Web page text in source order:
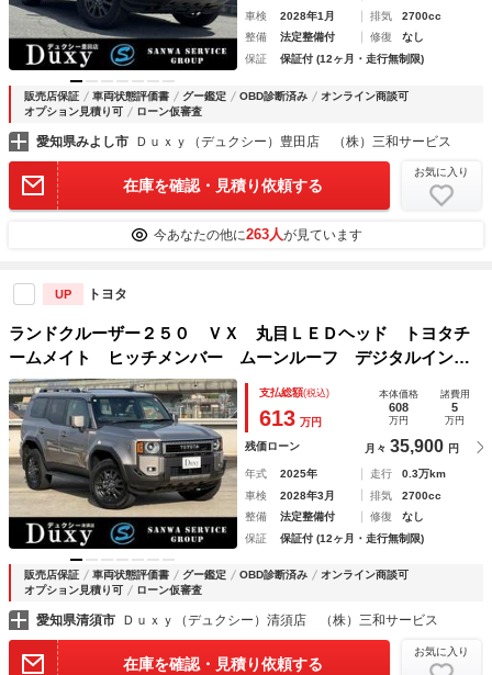
車検
2028年1月 排気
2700cc
整備
法定整備付 修復
なし
保証
保証付 (12ヶ月・走行無制限)
販売店保証 車両状態評価書 グー鑑定 OBD診断済み
オンライン商談可
オプション見積り可
ローン仮審査
愛知県みよし市 Ｄｕｘｙ（デュクシー）豊田店 （株）三和サービス
在庫を確認・見積り依頼する
お気に入り
今あなたの他に263人が見ています
UP トヨタ
ランドクルーザー２５０ ＶＸ 丸目ＬＥＤヘッド トヨタチ
ームメイト ヒッチメンバー ムーンルーフ デジタルインナ
ーミラー 純正１３．２インチディスプレイオーディオ フル
セグＴＶ パノラミックビューモニター ブラインドスポット
モニタ
支払総額(税込)
613 万円
本体価格
608
万円
諸費用
5
万円
残価ローン 月々 35,900 円
年式 2025年 走行
0.3万km
車検
2028年3月 排気
2700cc
整備
法定整備付 修復
なし
保証
保証付 (12ヶ月・走行無制限)
販売店保証 車両状態評価書 グー鑑定 OBD診断済み
オンライン商談可
オプション見積り可
ローン仮審査
愛知県清須市 Ｄｕｘｙ（デュクシー）清須店 （株）三和サービス
在庫を確認・見積り依頼する
お気に入り